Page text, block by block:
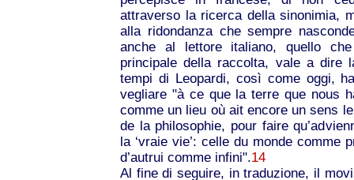
attraverso la ricerca della sinonimia,
alla ridondanza che sempre
anche al lettore italiano, quello
principale della raccolta, vale a dire
tempi di Leopardi, così come oggi,
vegliare "à ce que la terre que nous
comme un lieu où ait encore un sens
de la philosophie, pour faire
la ‘vraie vie’: celle du monde comme
d’autrui comme infini".14
Al fine di seguire, in traduzione, il